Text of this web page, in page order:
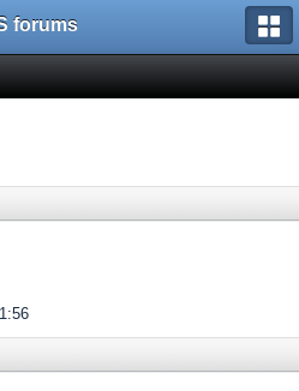
forums